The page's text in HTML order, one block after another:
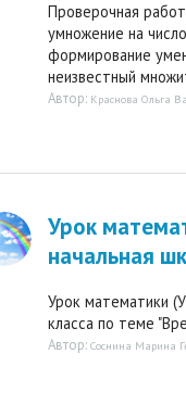
Проверочная
умножение на
формирование
неизвестный
Автор: Краснова Ольга
Урок
начальная
Урок математики
класса по теме
Автор: Соснина Марина